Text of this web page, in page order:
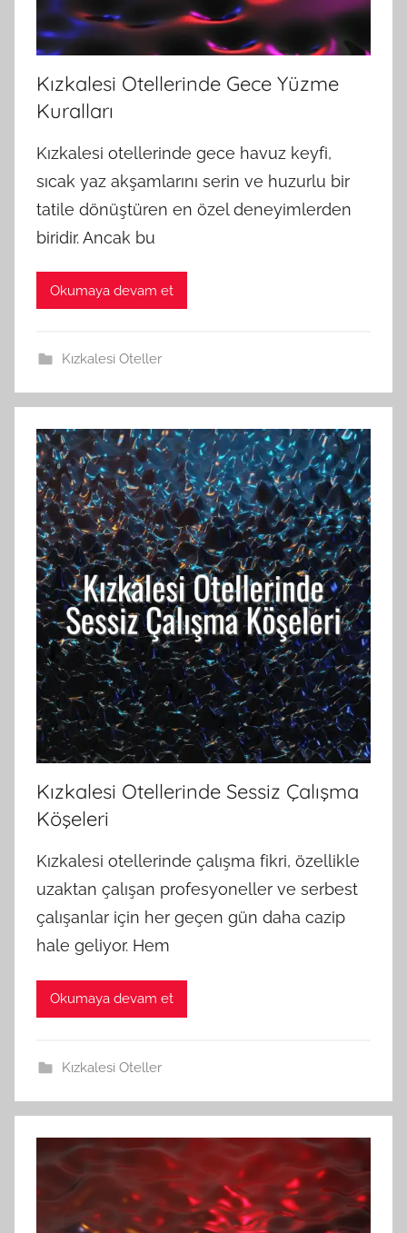
Kızkalesi Otellerinde Gece Yüzme
Kuralları
Kızkalesi otellerinde gece havuz keyfi,
sıcak yaz akşamlarını serin ve huzurlu bir
tatile dönüştüren en özel deneyimlerden
biridir. Ancak bu
Okumaya devam et
Kızkalesi Oteller
Kızkalesi Otellerinde Sessiz Çalışma
Köşeleri
Kızkalesi otellerinde çalışma fikri, özellikle
uzaktan çalışan profesyoneller ve serbest
çalışanlar için her geçen gün daha cazip
hale geliyor. Hem
Okumaya devam et
Kızkalesi Oteller